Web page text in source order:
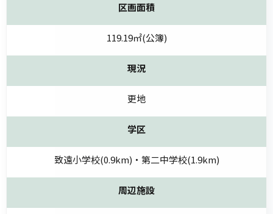
区画面積
119.19㎡(公簿)
現況
更地
学区
致遠小学校(0.9km)・第二中学校(1.9km)
周辺施設